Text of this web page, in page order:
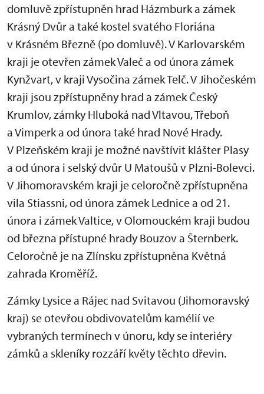
domluvě zpřístupněn hrad Házmburk a zámek
Krásný Dvůr a také kostel svatého Floriána
v Krásném Březně (po domluvě). V Karlovarském
kraji je otevřen zámek Valeč a od února zámek
Kynžvart, v kraji Vysočina zámek Telč. V Jihočeském
kraji jsou zpřístupněny hrad a zámek Český
Krumlov, zámky Hluboká nad Vltavou, Třeboň
a Vimperk a od února také hrad Nové Hrady.
V Plzeňském kraji je možné navštívit klášter Plasy
a od února i selský dvůr U Matoušů v Plzni-Bolevci.
V Jihomoravském kraji je celoročně zpřístupněna
vila Stiassni, od února zámek Lednice a od 21.
února i zámek Valtice, v Olomouckém kraji budou
od března přístupné hrady Bouzov a Šternberk.
Celoročně je na Zlínsku zpřístupněna Květná
zahrada Kroměříž.
Zámky Lysice a Rájec nad Svitavou (Jihomoravský
kraj) se otevřou obdivovatelům kamélií ve
vybraných termínech v únoru, kdy se interiéry
zámků a skleníky rozzáří květy těchto dřevin.